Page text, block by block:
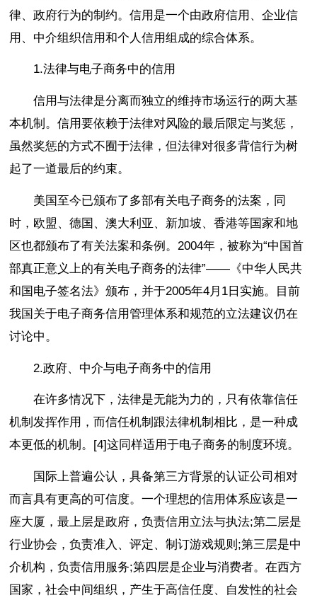
律、政府行为的制约。信用是一个由政府信用、企业信
用、中介组织信用和个人信用组成的综合体系。
1.法律与电子商务中的信用
信用与法律是分离而独立的维持市场运行的两大基
本机制。信用要依赖于法律对风险的最后限定与奖惩，
虽然奖惩的方式不囿于法律，但法律对很多背信行为树
起了一道最后的约束。
美国至今已颁布了多部有关电子商务的法案，同
时，欧盟、德国、澳大利亚、新加坡、香港等国家和地
区也都颁布了有关法案和条例。2004年，被称为“中国首
部真正意义上的有关电子商务的法律”——《中华人民共
和国电子签名法》颁布，并于2005年4月1日实施。目前
我国关于电子商务信用管理体系和规范的立法建议仍在
讨论中。
2.政府、中介与电子商务中的信用
在许多情况下，法律是无能为力的，只有依靠信任
机制发挥作用，而信任机制跟法律机制相比，是一种成
本更低的机制。[4]这同样适用于电子商务的制度环境。
国际上普遍公认，具备第三方背景的认证公司相对
而言具有更高的可信度。一个理想的信用体系应该是一
座大厦，最上层是政府，负责信用立法与执法;第二层是
行业协会，负责准入、评定、制订游戏规则;第三层是中
介机构，负责信用服务;第四层是企业与消费者。在西方
国家，社会中间组织，产生于高信任度、自发性的社会